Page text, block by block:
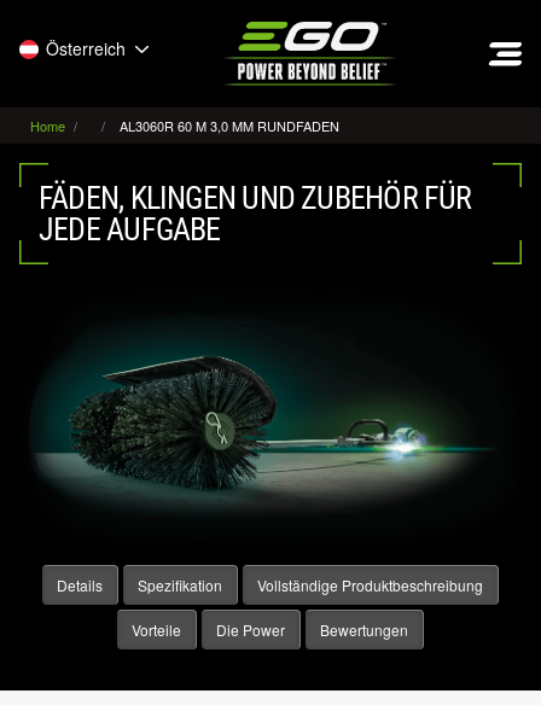
Österreich
Home AL3060R 60 M 3,0 MM RUNDFADEN
FÄDEN, KLINGEN UND ZUBEHÖR FÜR
JEDE AUFGABE
Details Spezifikation Vollständige Produktbeschreibung
Vorteile Die Power Bewertungen